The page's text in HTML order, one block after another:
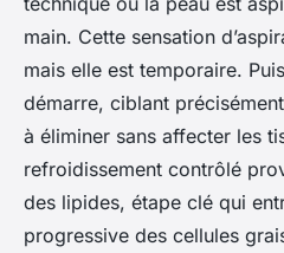
main. Cette sensation
mais elle est temporaire.
démarre, ciblant
à éliminer sans affecter les
refroidissement contrôlé
des lipides, étape clé qui
progressive des cellules